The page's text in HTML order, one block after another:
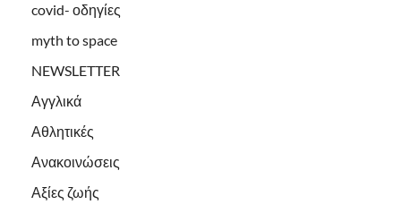
covid- οδηγίες
myth to space
NEWSLETTER
Αγγλικά
Αθλητικές
Ανακοινώσεις
Αξίες ζωής